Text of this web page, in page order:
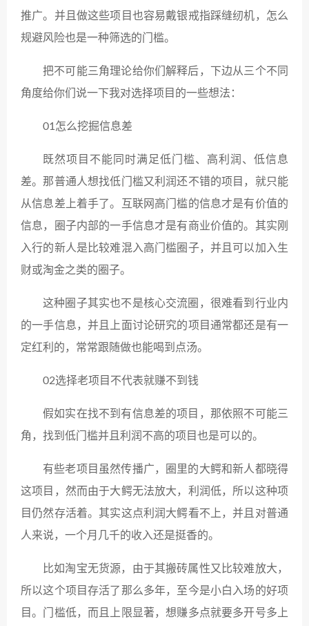
推广。并且做这些项目也容易戴银戒指踩缝纫机，怎么
规避风险也是一种筛选的门槛。
把不可能三角理论给你们解释后，下边从三个不同
角度给你们说一下我对选择项目的一些想法：
01怎么挖掘信息差
既然项目不能同时满足低门槛、高利润、低信息
差。那普通人想找低门槛又利润还不错的项目，就只能
从信息差上着手了。互联网高门槛的信息才是有价值的
信息，圈子内部的一手信息才是有商业价值的。其实刚
入行的新人是比较难混入高门槛圈子，并且可以加入生
财或淘金之类的圈子。
这种圈子其实也不是核心交流圈，很难看到行业内
的一手信息，并且上面讨论研究的项目通常都还是有一
定红利的，常常跟随做也能喝到点汤。
02选择老项目不代表就赚不到钱
假如实在找不到有信息差的项目，那依照不可能三
角，找到低门槛并且利润不高的项目也是可以的。
有些老项目虽然传播广，圈里的大鳄和新人都晓得
这项目，然而由于大鳄无法放大，利润低，所以这种项
目仍然存活着。其实这点利润大鳄看不上，并且对普通
人来说，一个月几千的收入还是挺香的。
比如淘宝无货源，由于其搬砖属性又比较难放大，
所以这个项目存活了那么多年，至今是小白入场的好项
目。门槛低，而且上限显著，想赚多点就要多开号多上